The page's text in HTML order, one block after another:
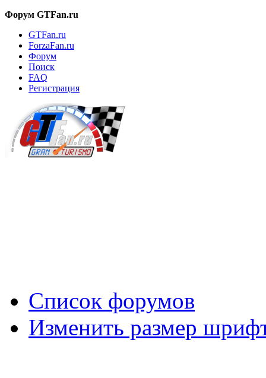
Форум GTFan.ru
GTFan.ru
ForzaFan.ru
Форум
Поиск
FAQ
Регистрация
Список форумов
Изменить размер